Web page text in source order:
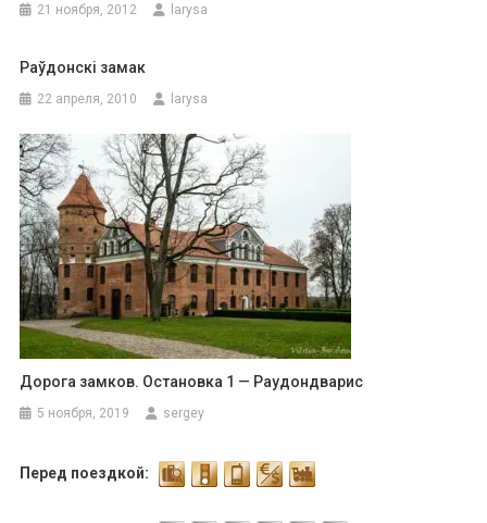
21 ноября, 2012 larysa
Раўдонскі замак
22 апреля, 2010 larysa
Дорога замков. Остановка 1 — Раудондварис
5 ноября, 2019 sergey
Перед поездкой: